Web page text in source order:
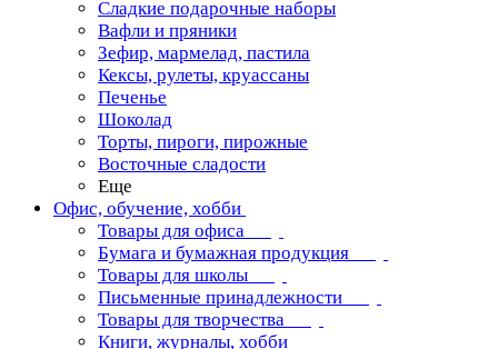
Сладкие подарочные наборы
Вафли и пряники
Зефир, мармелад, пастила
Кексы, рулеты, круассаны
Печенье
Шоколад
Торты, пироги, пирожные
Восточные сладости
Еще
Офис, обучение, хобби
Товары для офиса
Бумага и бумажная продукция
Товары для школы
Письменные принадлежности
Товары для творчества
Книги, журналы, хобби